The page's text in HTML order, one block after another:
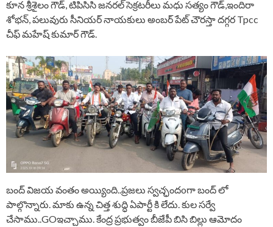
కూన శ్రీశైలం గౌడ్, టిపిసిసి జనరల్ సెక్రటరీలు మధు సత్యం గౌడ్,ఇందిరా
శోభన్, పలువురు సీనియర్ నాయకులు అంబర్ పేట్ చౌరస్తా దగ్గర Tpcc
చీఫ్ మహేష్ కుమార్ గౌడ్.
బంద్ విజయ వంతం అయ్యింది..ప్రజలు స్వచ్ఛందoగా బంద్ లో
పాల్గొన్నారు. మాకు ఉన్న చిత్త శుద్ధి ఏపార్టీ కి లేదు. కుల సర్వే
చేసాము..GOఇచ్చాము. కేంద్ర ప్రభుత్వం బీజేపీ బిసి బిల్లు ఆమోదం